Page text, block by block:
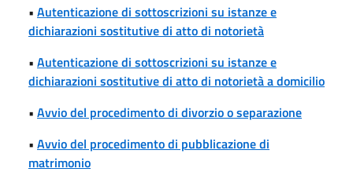
• Autenticazione di sottoscrizioni su istanze e
dichiarazioni sostitutive di atto di notorietà
• Autenticazione di sottoscrizioni su istanze e
dichiarazioni sostitutive di atto di notorietà a domicilio
• Avvio del procedimento di divorzio o separazione
• Avvio del procedimento di pubblicazione di
matrimonio